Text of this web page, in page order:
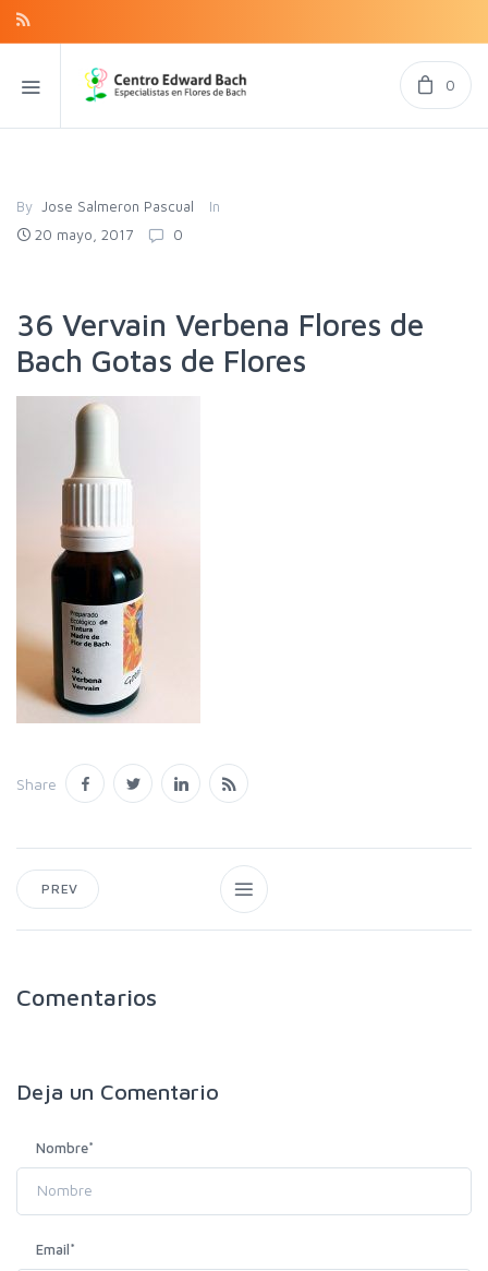
0
By Jose Salmeron Pascual
In
20 mayo, 2017
0
36 Vervain Verbena Flores de
Bach Gotas de Flores
Share
PREV
Comentarios
Deja un Comentario
Nombre*
Email*